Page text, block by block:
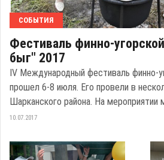
СОБЫТИЯ
Фестиваль финно-
быг" 2017
IV Международный фестиваль финно-
прошел 6-8 июля. Его провели в
Шарканского района. На мероприятии
10.07.2017